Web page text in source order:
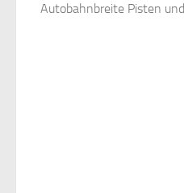
Autobahnbreite Pisten